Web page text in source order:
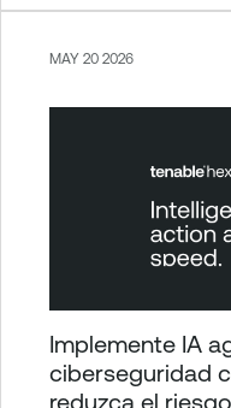
MAY 20 2026
Implemente IA
ciberseguridad
reduzca el